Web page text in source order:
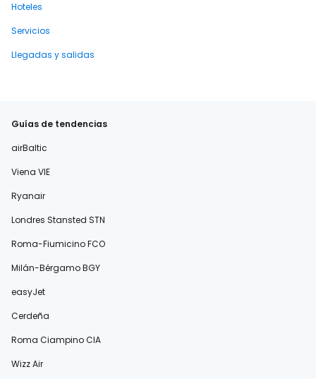
Hoteles
Servicios
Llegadas y salidas
Guías de tendencias
airBaltic
Viena VIE
Ryanair
Londres Stansted STN
Roma-Fiumicino FCO
Milán-Bérgamo BGY
easyJet
Cerdeña
Roma Ciampino CIA
Wizz Air